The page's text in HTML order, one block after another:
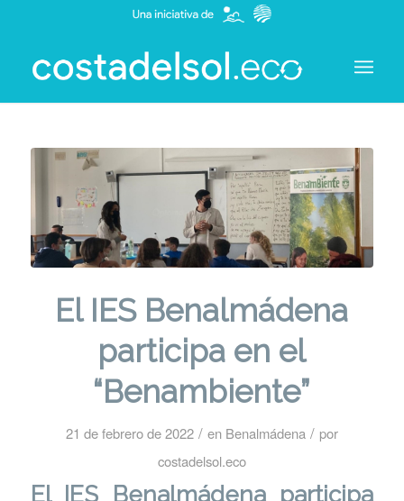
El IES Benalmádena
participa en el
“Benambiente”
21 de febrero de 2022 / en Benalmádena / por
costadelsol.eco
El IES Benalmádena participa